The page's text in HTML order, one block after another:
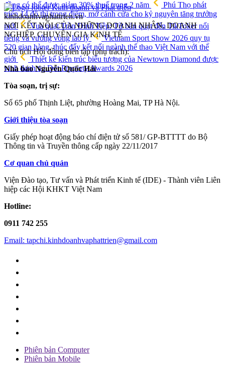
đồng có thể được giảm 30% thuế trong 2 năm
Phú Thọ phát
triển 14 đô thị trọng điểm, mở cánh cửa cho kỷ nguyên tăng trưởng
mới
Vua quạt Trần Đình Tiệp: Từ bán quạt đến TikToker nổi
tiếng và vướng vòng lao lý
Vietnam Sport Show 2026 quy tụ
520 gian hàng, thúc đẩy kết nối ngành thể thao Việt Nam với thế
giới
Thiết kế kiến trúc biểu tượng của Newtown Diamond được
vinh danh tại Dot Property Awards 2026
kinhdoanhvaphattrien.vn
NƠI KẾT NỐI CỦA NHỮNG DOANH NHÂN, DOANH
NGHIỆP, CHUYÊN GIA KINH TẾ
Chủ tịch Hội đồng biên tập (phụ trách):
Nhà báo Nguyễn Quốc Hải
Tòa soạn, trị sự:
Số 65 phố Thịnh Liệt, phường Hoàng Mai, TP Hà Nội.
Giới thiệu tòa soạn
Giấy phép hoạt động báo chí điện tử số 581/ GP-BTTTT do Bộ
Thông tin và Truyền thông cấp ngày 22/11/2017
Cơ quan chủ quản
Viện Đào tạo, Tư vấn và Phát triển Kinh tế (IDE) - Thành viên Liên
hiệp các Hội KHKT Việt Nam
Hotline:
0911 742 255
Email: tapchi.kinhdoanhvaphattrien@gmail.com
Phiên bản Computer
Phiên bản Mobile